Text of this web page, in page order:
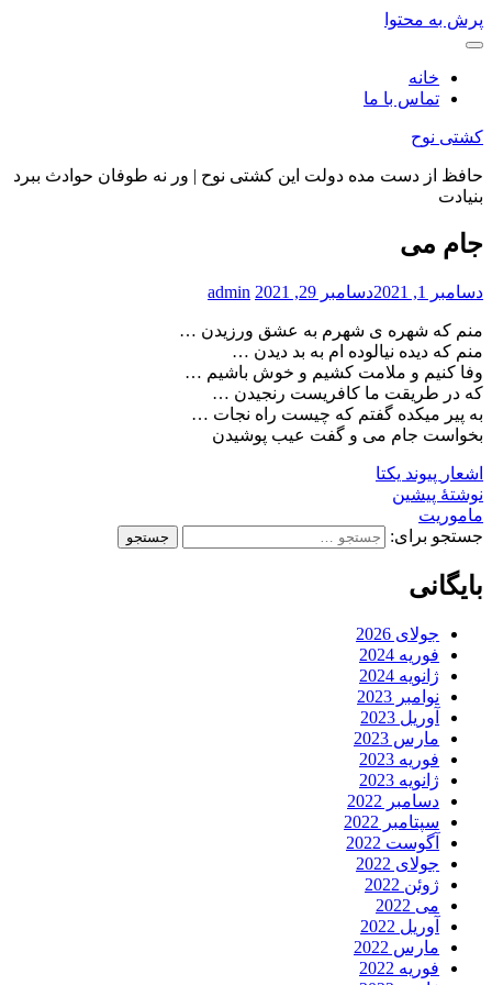
پرش به محتوا
خانه
تماس با ما
کشتی نوح
حافظ از دست مده دولت این کشتی نوح | ور نه طوفان حوادث ببرد
بنیادت
جام می
دسامبر 1, 2021 دسامبر 29, 2021 admin
منم که شهره ی شهرم به عشق ورزیدن …
منم که دیده نیالوده ام به بد دیدن …
وفا کنیم و ملامت کشیم و خوش باشیم …
که در طریقت ما کافریست رنجیدن …
به پیر میکده گفتم که چیست راه نجات …
بخواست جام می و گفت عیب پوشیدن
اشعار پیوند یکتا
نوشتهٔ پیشین
ماموریت
جستجو برای:
بایگانی
جولای 2026
فوریه 2024
ژانویه 2024
نوامبر 2023
آوریل 2023
مارس 2023
فوریه 2023
ژانویه 2023
دسامبر 2022
سپتامبر 2022
آگوست 2022
جولای 2022
ژوئن 2022
می 2022
آوریل 2022
مارس 2022
فوریه 2022